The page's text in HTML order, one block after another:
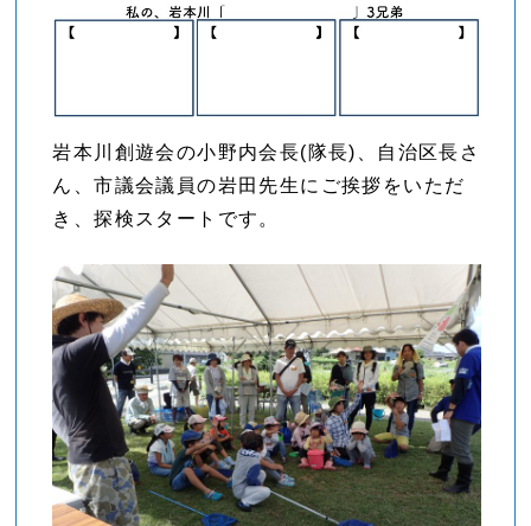
岩本川創遊会の小野内会長(隊長)、自治区長さ
ん、市議会議員の岩田先生にご挨拶をいただ
き、探検スタートです。